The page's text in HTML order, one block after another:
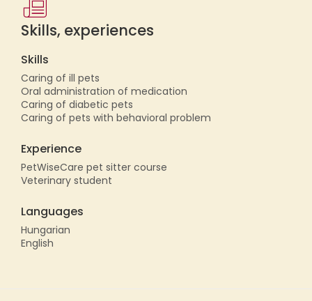
Skills, experiences
Skills
Caring of ill pets
Oral administration of medication
Caring of diabetic pets
Caring of pets with behavioral problem
Experience
PetWiseCare pet sitter course
Veterinary student
Languages
Hungarian
English